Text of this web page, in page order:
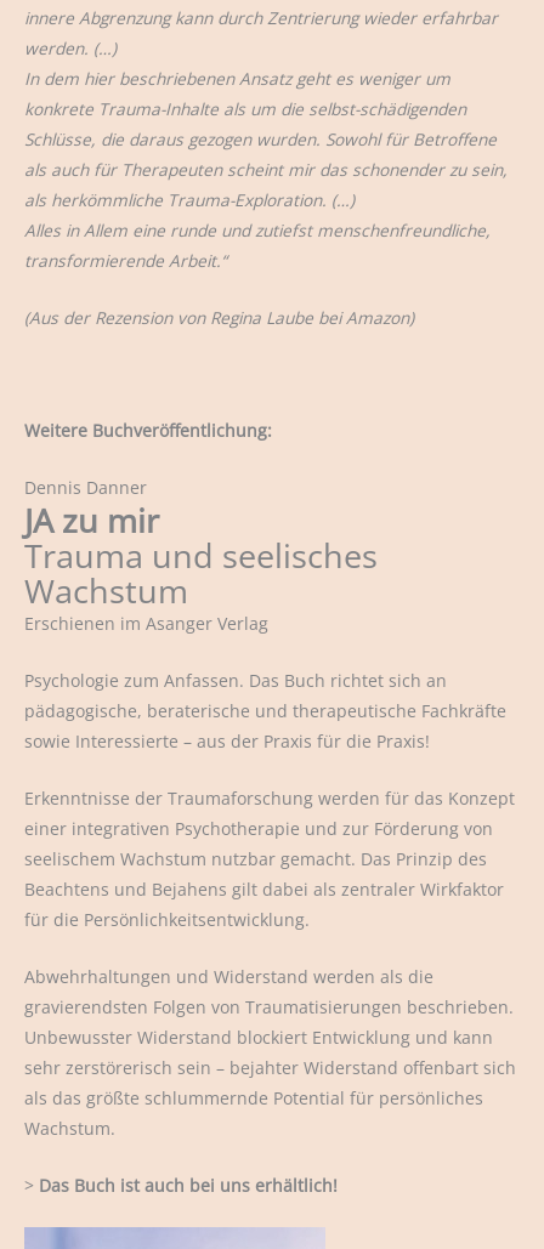
innere Abgrenzung kann durch Zentrierung wieder erfahrbar
werden. (…)
In dem hier beschriebenen Ansatz geht es weniger um
konkrete Trauma-Inhalte als um die selbst-schädigenden
Schlüsse, die daraus gezogen wurden. Sowohl für Betroffene
als auch für Therapeuten scheint mir das schonender zu sein,
als herkömmliche Trauma-Exploration. (…)
Alles in Allem eine runde und zutiefst menschenfreundliche,
transformierende Arbeit.“
(Aus der Rezension von Regina Laube bei Amazon)
Weitere Buchveröffentlichung:
Dennis Danner
JA zu mir
Trauma und seelisches
Wachstum
Erschienen im Asanger Verlag
Psychologie zum Anfassen. Das Buch richtet sich an
pädagogische, beraterische und therapeutische Fachkräfte
sowie Interessierte – aus der Praxis für die Praxis!
Erkenntnisse der Traumaforschung werden für das Konzept
einer integrativen Psychotherapie und zur Förderung von
seelischem Wachstum nutzbar gemacht. Das Prinzip des
Beachtens und Bejahens gilt dabei als zentraler Wirkfaktor
für die Persönlichkeitsentwicklung.
Abwehrhaltungen und Widerstand werden als die
gravierendsten Folgen von Traumatisierungen beschrieben.
Unbewusster Widerstand blockiert Entwicklung und kann
sehr zerstörerisch sein – bejahter Widerstand offenbart sich
als das größte schlummernde Potential für persönliches
Wachstum.
> Das Buch ist auch bei uns erhältlich!